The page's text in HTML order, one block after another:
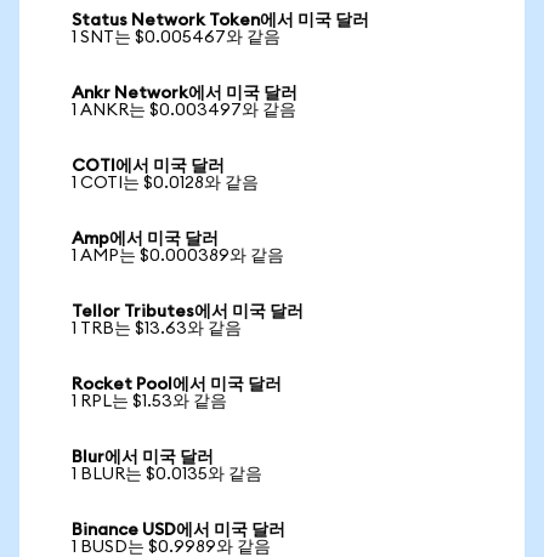
Status Network Token에서 미국 달러
1 SNT는 $0.005467와 같음
Ankr Network에서 미국 달러
1 ANKR는 $0.003497와 같음
COTI에서 미국 달러
1 COTI는 $0.0128와 같음
Amp에서 미국 달러
1 AMP는 $0.000389와 같음
Tellor Tributes에서 미국 달러
1 TRB는 $13.63와 같음
Rocket Pool에서 미국 달러
1 RPL는 $1.53와 같음
Blur에서 미국 달러
1 BLUR는 $0.0135와 같음
Binance USD에서 미국 달러
1 BUSD는 $0.9989와 같음